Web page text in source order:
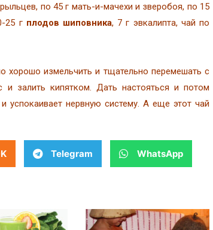
по 45 г мать-и-мачехи и зверобоя, по 15
25 г плодов шиповника, 7 г эвкалипта, чай по
хорошо измельчить и тщательно перемешать с
залить кипятком. Дать настояться и потом
успокаивает нервную систему. А еще этот чай
Telegram WhatsApp